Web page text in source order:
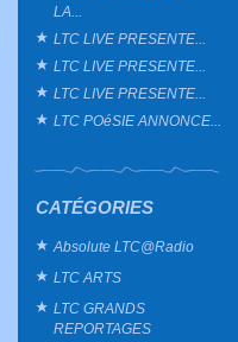
LA...
LTC LIVE PRESENTE...
LTC LIVE PRESENTE...
LTC LIVE PRESENTE...
LTC POéSIE ANNONCE...
CATÉGORIES
Absolute LTC@Radio
LTC ARTS
LTC GRANDS
REPORTAGES